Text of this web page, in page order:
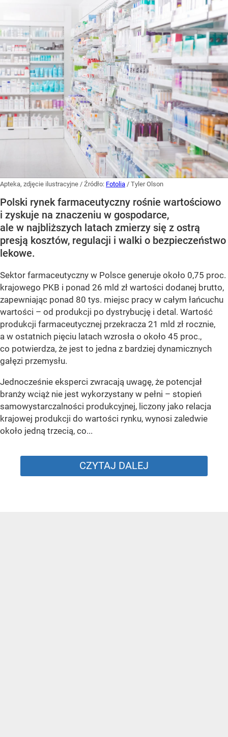
Apteka, zdjęcie ilustracyjne / Źródło: Fotolia / Tyler Olson
Polski rynek farmaceutyczny rośnie wartościowo
i zyskuje na znaczeniu w gospodarce,
ale w najbliższych latach zmierzy się z ostrą
presją kosztów, regulacji i walki o bezpieczeństwo
lekowe.
Sektor farmaceutyczny w Polsce generuje około 0,75 proc.
krajowego PKB i ponad 26 mld zł wartości dodanej brutto,
zapewniając ponad 80 tys. miejsc pracy w całym łańcuchu
wartości – od produkcji po dystrybucję i detal. Wartość
produkcji farmaceutycznej przekracza 21 mld zł rocznie,
a w ostatnich pięciu latach wzrosła o około 45 proc.,
co potwierdza, że jest to jedna z bardziej dynamicznych
gałęzi przemysłu.
Jednocześnie eksperci zwracają uwagę, że potencjał
branży wciąż nie jest wykorzystany w pełni – stopień
samowystarczalności produkcyjnej, liczony jako relacja
krajowej produkcji do wartości rynku, wynosi zaledwie
około jedną trzecią, co...
CZYTAJ DALEJ